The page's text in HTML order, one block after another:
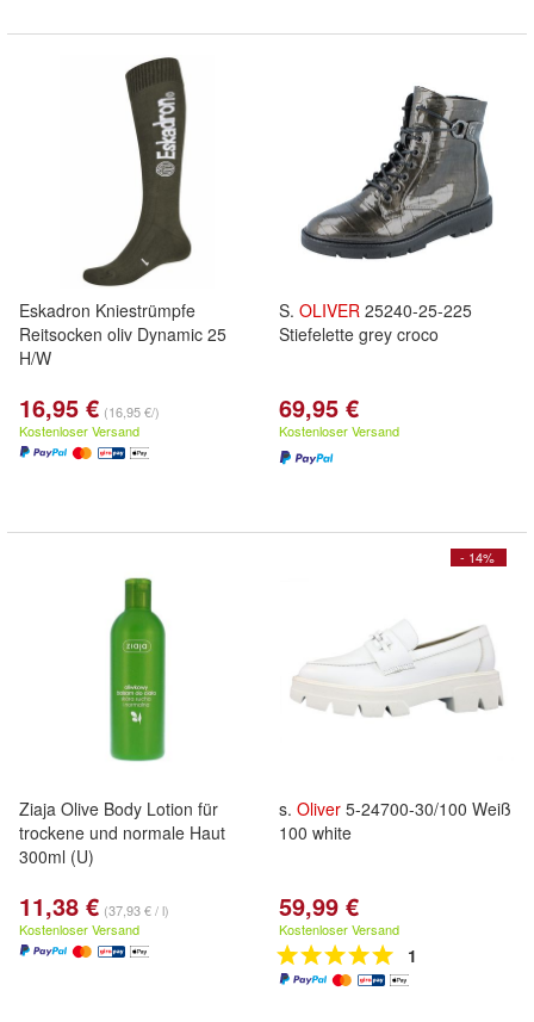
Eskadron Kniestrümpfe
Reitsocken oliv Dynamic 25
H/W
16,95 € (16,95 €/)
Kostenloser Versand
S. OLIVER 25240-25-225
Stiefelette grey croco
69,95 €
Kostenloser Versand
Ziaja Olive Body Lotion für
trockene und normale Haut
300ml (U)
11,38 € (37,93 € / l)
Kostenloser Versand
- 14%
s. Oliver 5-24700-30/100 Weiß
100 white
59,99 €
Kostenloser Versand
1